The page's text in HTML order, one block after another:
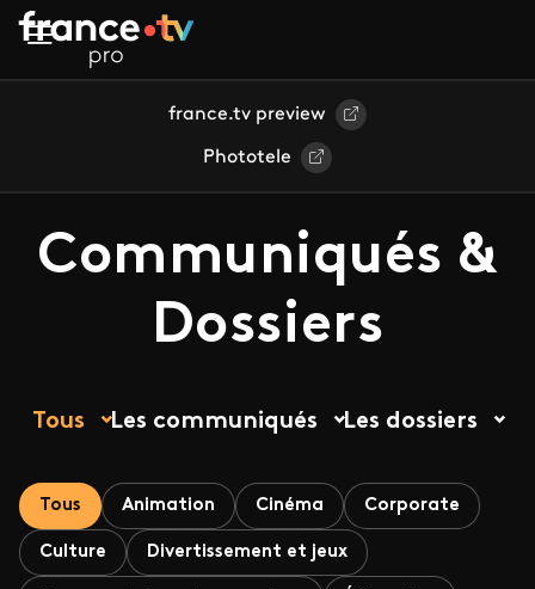
Aller au contenu principal
france.tv preview
Phototele
Communiqués &
Dossiers
Tous Les communiqués Les dossiers
Tous Animation Cinéma Corporate
Culture Divertissement et jeux